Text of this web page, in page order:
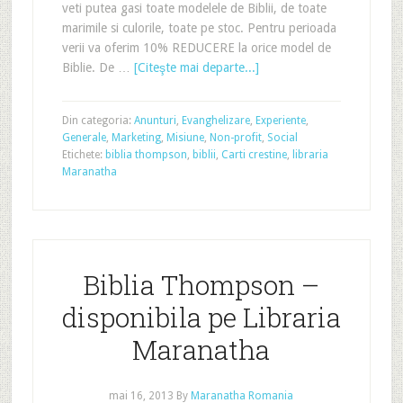
veti putea gasi toate modelele de Biblii, de toate
marimile si culorile, toate pe stoc. Pentru perioada
verii va oferim 10% REDUCERE la orice model de
Biblie. De … [Citeşte mai departe...]
Din categoria: Anunturi, Evanghelizare, Experiente,
Generale, Marketing, Misiune, Non-profit, Social
Etichete: biblia thompson, biblii, Carti crestine, libraria
Maranatha
Biblia Thompson –
disponibila pe Libraria
Maranatha
mai 16, 2013 By Maranatha Romania